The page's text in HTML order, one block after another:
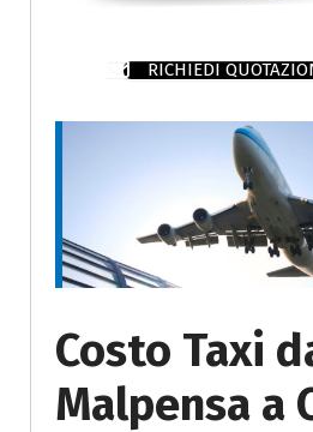
RICHIEDI
Costo Taxi
Malpensa a